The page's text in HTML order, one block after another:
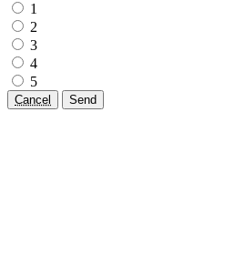
1
2
3
4
5
Cancel Send